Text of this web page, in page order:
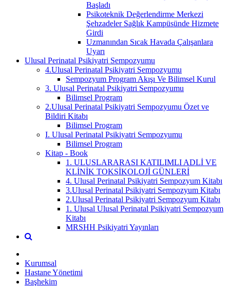
Başladı
Psikoteknik Değerlendirme Merkezi
Şehzadeler Sağlık Kampüsünde Hizmete
Girdi
Uzmanından Sıcak Havada Çalışanlara
Uyarı
Ulusal Perinatal Psikiyatri Sempozyumu
4.Ulusal Perinatal Psikiyatri Sempozyumu
Sempozyum Program Akışı Ve Bilimsel Kurul
3. Ulusal Perinatal Psikiyatri Sempozyumu
Bilimsel Program
2.Ulusal Perinatal Psikiyatri Sempozyumu Özet ve
Bildiri Kitabı
Bilimsel Program
I. Ulusal Perinatal Psikiyatri Sempozyumu
Bilimsel Program
Kitap - Book
1. ULUSLARARASI KATILIMLI ADLİ VE
KLİNİK TOKSİKOLOJİ GÜNLERİ
4. Ulusal Perinatal Psikiyatri Sempozyum Kitabı
3.Ulusal Perinatal Psikiyatri Sempozyum Kitabı
2.Ulusal Perinatal Psikiyatri Sempozyum Kitabı
1. Ulusal Ulusal Perinatal Psikiyatri Sempozyum
Kitabı
MRSHH Psikiyatri Yayınları
Kurumsal
Hastane Yönetimi
Başhekim